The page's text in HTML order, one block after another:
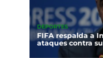
DEPORTES
FIFA respalda a
ataques contra